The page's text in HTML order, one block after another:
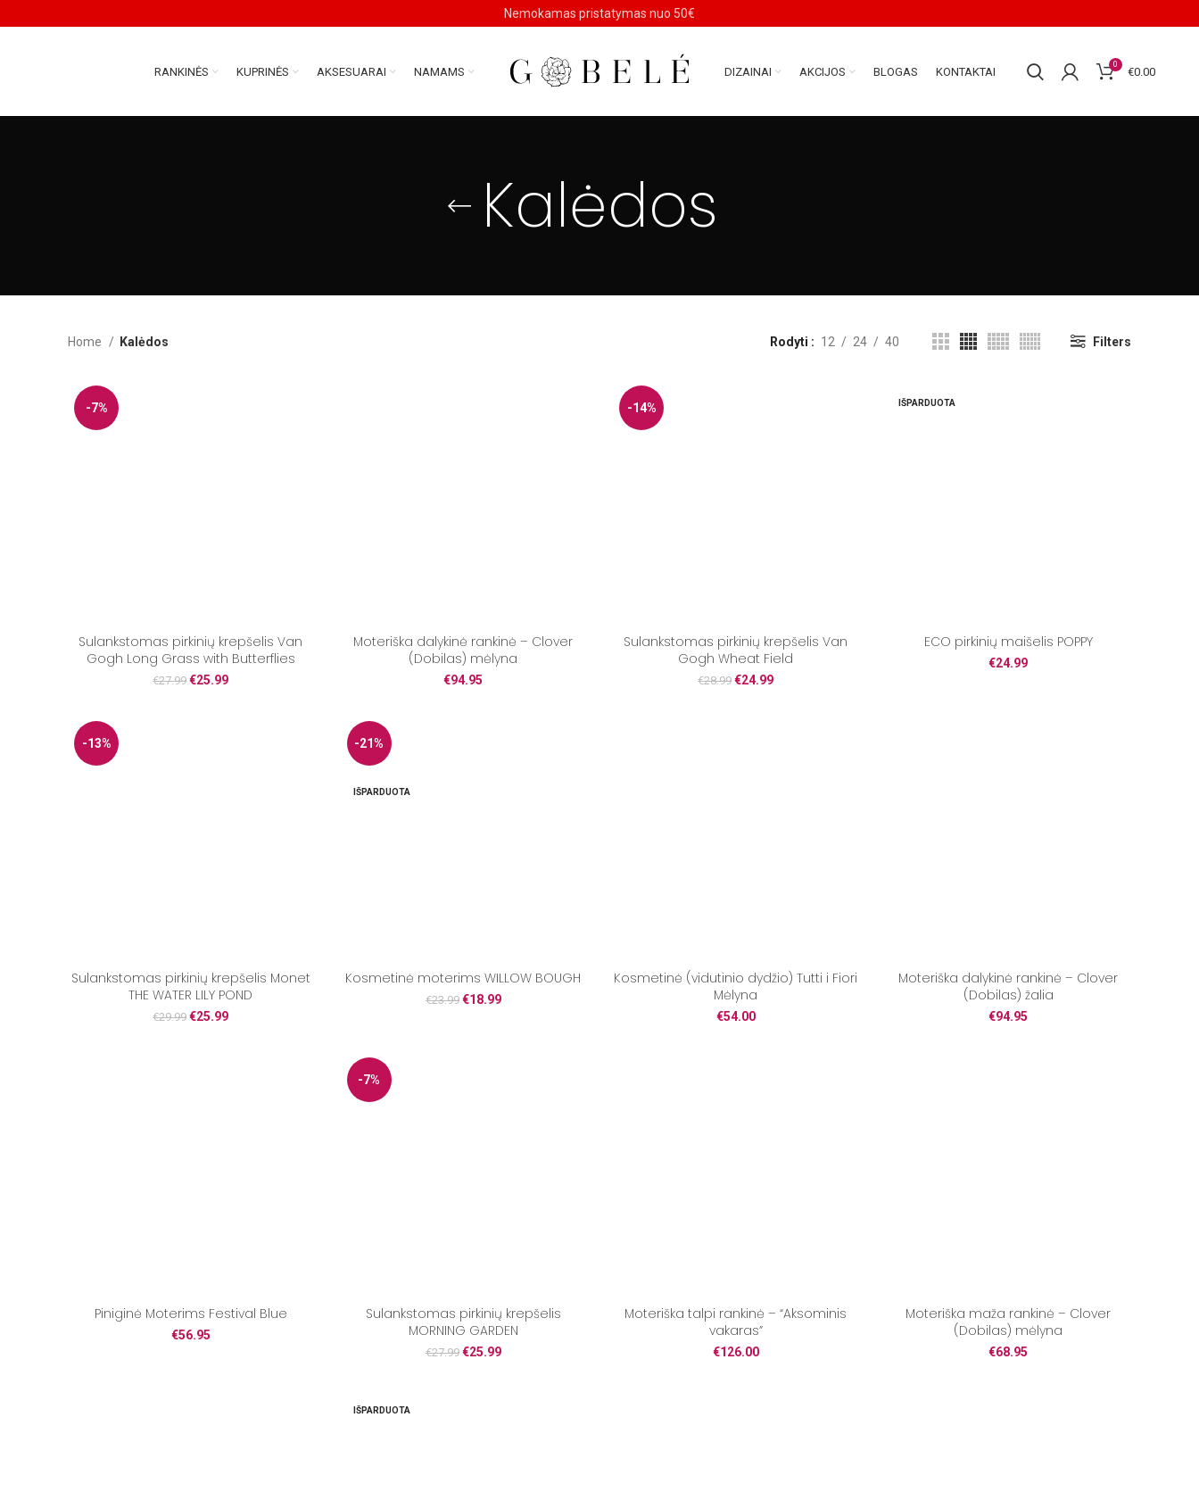
RANKINĖS KUPRINĖS AKSESUARAI NAMAMS DIZAINAI AKCIJOS BLOGAS KONTAKTAI
0
€0.00
Kalėdos
Home Kalėdos Rodyti 12 24 40 Filters
-7%
Sulankstomas pirkinių krepšelis Van
Gogh Long Grass with Butterflies
€27.99 €25.99
Moteriška dalykinė rankinė – Clover
(Dobilas) mėlyna
€94.95
-14%
Sulankstomas pirkinių krepšelis Van
Gogh Wheat Field
€28.99 €24.99
IŠPARDUOTA
ECO pirkinių maišelis POPPY
€24.99
-13%
Sulankstomas pirkinių krepšelis Monet
THE WATER LILY POND
€29.99 €25.99
-21%
IŠPARDUOTA
Kosmetinė moterims WILLOW BOUGH
€23.99 €18.99
Kosmetinė (vidutinio dydžio) Tutti i Fiori
Mėlyna
€54.00
Moteriška dalykinė rankinė – Clover
(Dobilas) žalia
€94.95
Piniginė Moterims Festival Blue
€56.95
-7%
Sulankstomas pirkinių krepšelis
MORNING GARDEN
€27.99 €25.99
Moteriška talpi rankinė – “Aksominis
vakaras”
€126.00
Moteriška maža rankinė – Clover
(Dobilas) mėlyna
€68.95
IŠPARDUOTA
Nemokamas pristatymas nuo 50€